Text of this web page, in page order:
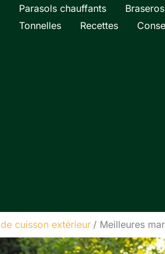
Parasols chauffants Braseros
Tonnelles
Recettes
cuisson extérieur Meilleures